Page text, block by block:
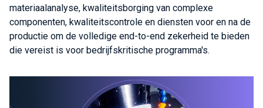
materiaalanalyse, kwaliteitsborging van complexe
componenten, kwaliteitscontrole en diensten voor en na de
productie om de volledige end-to-end zekerheid te bieden
die vereist is voor bedrijfskritische programma's.